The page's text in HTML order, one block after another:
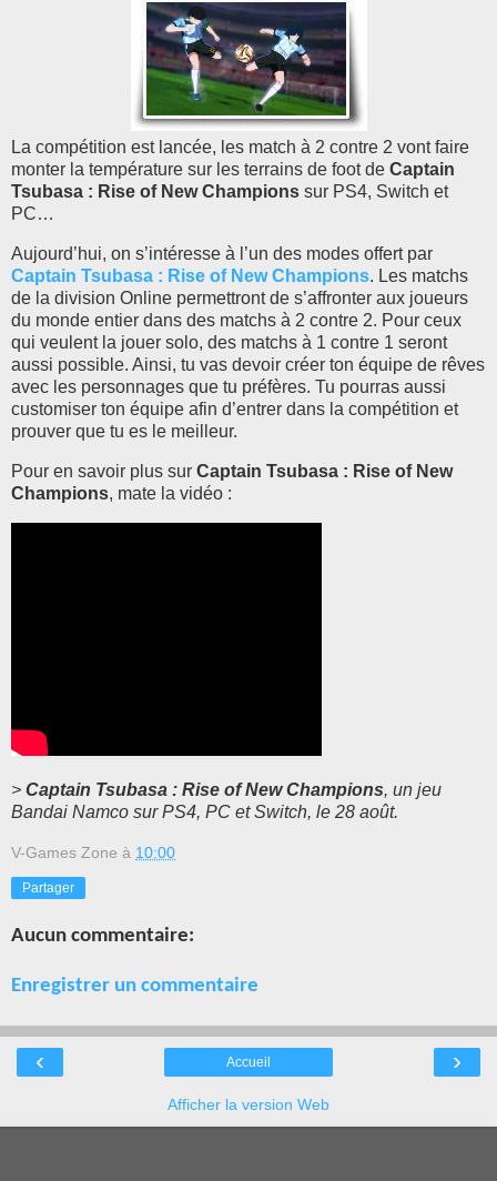
La compétition est lancée, les match à 2 contre 2 vont faire
monter la température sur les terrains de foot de Captain
Tsubasa : Rise of New Champions sur PS4, Switch et
PC…
Aujourd’hui, on s’intéresse à l’un des modes offert par
Captain Tsubasa : Rise of New Champions. Les matchs
de la division Online permettront de s’affronter aux joueurs
du monde entier dans des matchs à 2 contre 2. Pour ceux
qui veulent la jouer solo, des matchs à 1 contre 1 seront
aussi possible. Ainsi, tu vas devoir créer ton équipe de rêves
avec les personnages que tu préfères. Tu pourras aussi
customiser ton équipe afin d’entrer dans la compétition et
prouver que tu es le meilleur.
Pour en savoir plus sur Captain Tsubasa : Rise of New
Champions, mate la vidéo :
> Captain Tsubasa : Rise of New Champions, un jeu
Bandai Namco sur PS4, PC et Switch, le 28 août.
V-Games Zone à 10:00
Partager
Aucun commentaire:
Enregistrer un commentaire
‹ ›
Accueil
Afficher la version Web